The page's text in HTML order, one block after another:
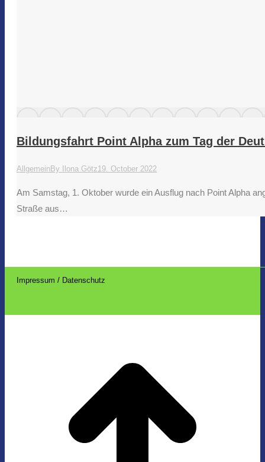
Bildungsfahrt Point Alpha zum Tag der
AllgemeinBy Ilona Götz19. October 2022
Am Samstag, 1. Oktober wurde ein Ausflug nach Point Alpha
Straße aus…
Impressum / Datenschutz